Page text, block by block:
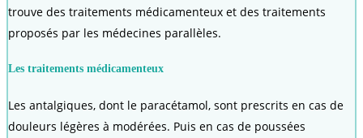
trouve des traitements médicamenteux et des traitements
proposés par les médecines parallèles.
Les traitements médicamenteux
Les antalgiques, dont le paracétamol, sont prescrits en cas de
douleurs légères à modérées. Puis en cas de poussées